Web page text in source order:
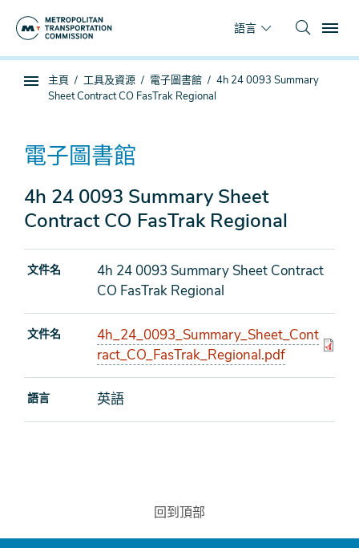
語言
子
導
航
你
在
主頁 工具及資源 電子圖書館
4h 24 0093 Summary
Sheet Contract CO FasTrak Regional
電子圖書館
4h 24 0093 Summary Sheet
Contract CO FasTrak Regional
文件名
4h 24 0093 Summary Sheet Contract
CO FasTrak Regional
文件名
4h_24_0093_Summary_Sheet_Cont
ract_CO_FasTrak_Regional.pdf
語言 英語
回到頂部